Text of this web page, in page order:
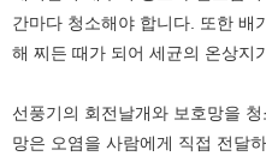
간마다 청소해야 합니다. 또한 배
해 찌든 때가 되어 세균의 온상지
선풍기의 회전날개와 보호망을
망은 오염을 사람에게 직접 전달